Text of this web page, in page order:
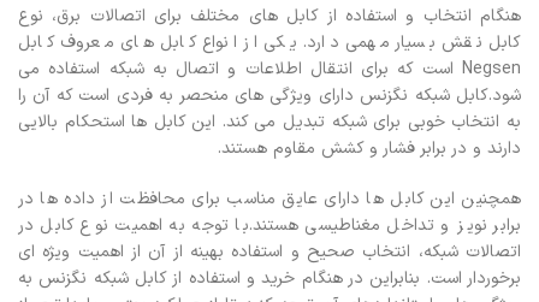
هنگام انتخاب و استفاده از کابل های مختلف برای اتصالات برق، نوع
کابل نقش بسیار مهمی دارد. یکی از انواع کابل های معروف کابل
Negsen است که برای انتقال اطلاعات و اتصال به شبکه استفاده می
شود.کابل شبکه نگزنس دارای ویژگی های منحصر به فردی است که آن را
به انتخاب خوبی برای شبکه تبدیل می کند. این کابل ها استحکام بالایی
دارند و در برابر فشار و کشش مقاوم هستند.
همچنین این کابل ها دارای عایق مناسب برای محافظت از داده ها در
برابر نویز و تداخل مغناطیسی هستند.با توجه به اهمیت نوع کابل در
اتصالات شبکه، انتخاب صحیح و استفاده بهینه از آن از اهمیت ویژه ای
برخوردار است. بنابراین در هنگام خرید و استفاده از کابل شبکه نگزنس به